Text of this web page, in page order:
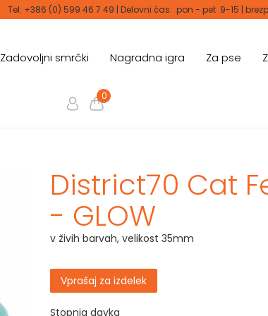
Tel: +386 (0) 599 46 7 49 | Delovni čas: pon - pet 9-15 |
Zadovoljni smrčki Nagradna igra Za pse
0
District70 Cat
- GLOW
v živih barvah, velikost 35mm
Vprašaj za izdelek
Stopnja davka